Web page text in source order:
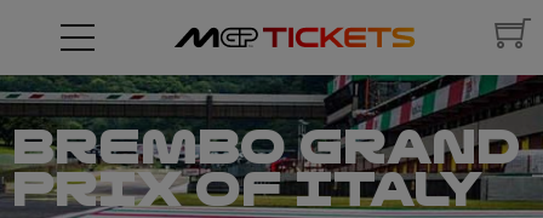
BREMBO GRAND
PRIX OF ITALY